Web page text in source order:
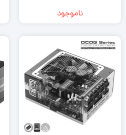
ناموجود